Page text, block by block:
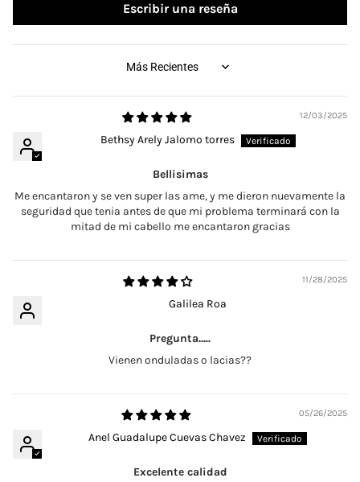
Escribir una reseña
SORT BY
12/03/2025
Bethsy Arely Jalomo torres
Bellisimas
Me encantaron y se ven super las ame, y me dieron nuevamente la
seguridad que tenia antes de que mi problema terminará con la
mitad de mi cabello me encantaron gracias
11/28/2025
Galilea Roa
Pregunta.....
Vienen onduladas o lacias??
05/26/2025
Anel Guadalupe Cuevas Chavez
Excelente calidad